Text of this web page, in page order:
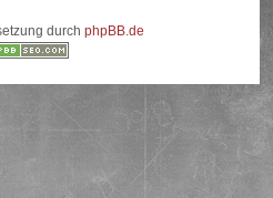
durch phpBB.de